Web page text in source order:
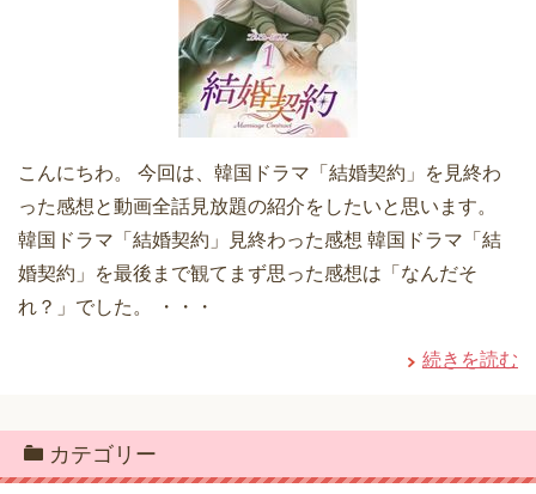
こんにちわ。 今回は、韓国ドラマ「結婚契約」を見終わ
った感想と動画全話見放題の紹介をしたいと思います。
韓国ドラマ「結婚契約」見終わった感想 韓国ドラマ「結
婚契約」を最後まで観てまず思った感想は「なんだそ
れ？」でした。 ・・・
続きを読む
カテゴリー